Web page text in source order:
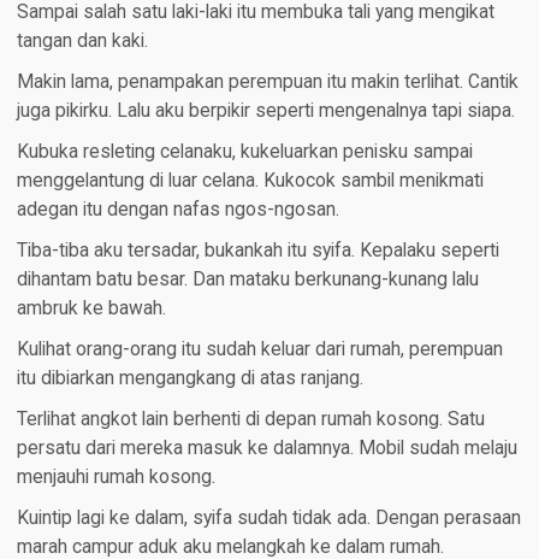
Sampai salah satu laki-laki itu membuka tali yang mengikat
tangan dan kaki.
Makin lama, penampakan perempuan itu makin terlihat. Cantik
juga pikirku. Lalu aku berpikir seperti mengenalnya tapi siapa.
Kubuka resleting celanaku, kukeluarkan penisku sampai
menggelantung di luar celana. Kukocok sambil menikmati
adegan itu dengan nafas ngos-ngosan.
Tiba-tiba aku tersadar, bukankah itu syifa. Kepalaku seperti
dihantam batu besar. Dan mataku berkunang-kunang lalu
ambruk ke bawah.
Kulihat orang-orang itu sudah keluar dari rumah, perempuan
itu dibiarkan mengangkang di atas ranjang.
Terlihat angkot lain berhenti di depan rumah kosong. Satu
persatu dari mereka masuk ke dalamnya. Mobil sudah melaju
menjauhi rumah kosong.
Kuintip lagi ke dalam, syifa sudah tidak ada. Dengan perasaan
marah campur aduk aku melangkah ke dalam rumah.